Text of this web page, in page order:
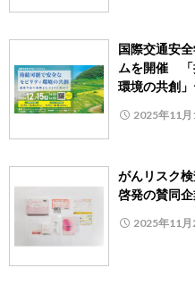
国際交通安
ムを開催 「
環境の共創
2025年11月
がんリスク
啓発の賛同
2025年11月